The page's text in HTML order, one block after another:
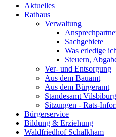
Aktuelles
Rathaus
Verwaltung
Sachgebiete
Was erledige
Steuern,
Ver- und Entsorgung
Aus dem Bauamt
Aus dem Bürgeramt
Standesamt Vilsbiburg
Sitzungen - Rats-
Bürgerservice
Bildung & Erziehung
Waldfriedhof Schalkham